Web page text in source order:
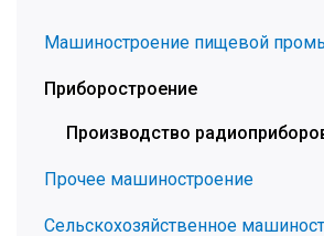
Машиностроение пищевой
Приборостроение
Производство
Прочее машиностроение
Сельскохозяйственное